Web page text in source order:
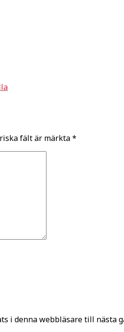
fält är märkta*
i denna webbläsare till nästa